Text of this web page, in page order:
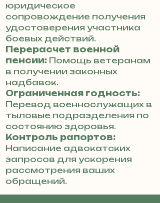
юридическое
сопровождение получения
удостоверения участника
боевых действий.
Перерасчет военной
пенсии: Помощь ветеранам
в получении законных
надбавок.
Ограниченная годность:
Перевод военнослужащих в
тыловые подразделения по
состоянию здоровья.
Контроль рапортов:
Написание адвокатских
запросов для ускорения
рассмотрения ваших
обращений.